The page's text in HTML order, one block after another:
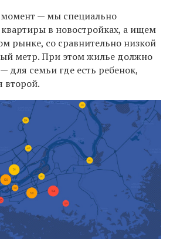
— мы специально
в новостройках, а ищем
рынке, со сравнительно низкой
метр. При этом жилье должно
для семьи где есть ребенок,
второй.